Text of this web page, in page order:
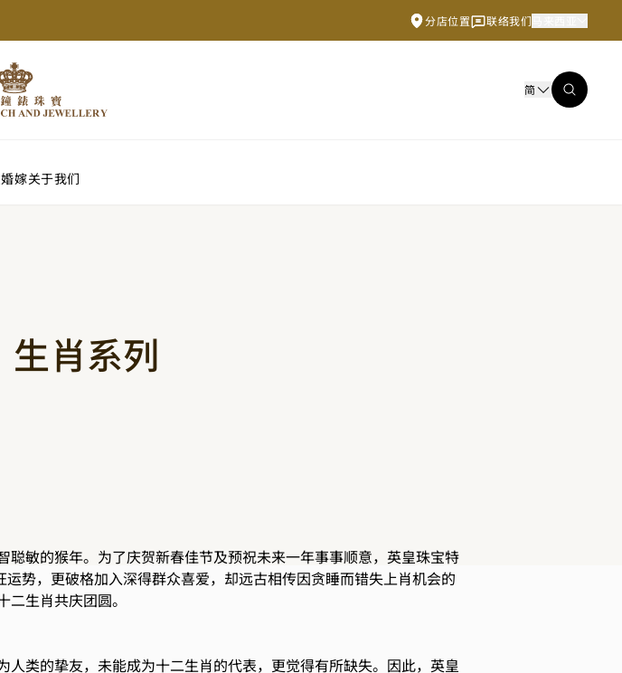
分店位置 联络我们
简
婚嫁关于我们
肖系列
敏的猴年。为了庆贺新春佳节及预祝未来一年事事顺意，英皇珠宝特
势，更破格加入深得群众喜爱，却远古相传因贪睡而错失上肖机会的
生肖共庆团圆。
类的挚友，未能成为十二生肖的代表，更觉得有所缺失。因此，英皇